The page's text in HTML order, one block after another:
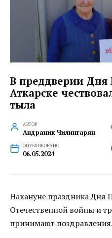
В преддверии Дня
Аткарске
тыла
АВТОР
Андраник Чилингарян
ОПУБЛИКОВАНО
06.05.2024
Накануне праздника Дня
Отечественной войны и
принимают поздравления.